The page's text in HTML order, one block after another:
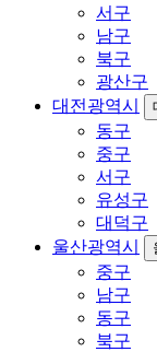
서구
남구
북구
광산구
대전광역시
동구
중구
서구
유성구
대덕구
울산광역시
중구
남구
동구
북구